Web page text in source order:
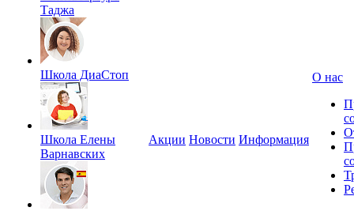
Таджа
Школа ДиаСтоп
Школа Елены
Варнавских
Акции Новости Информация
О нас